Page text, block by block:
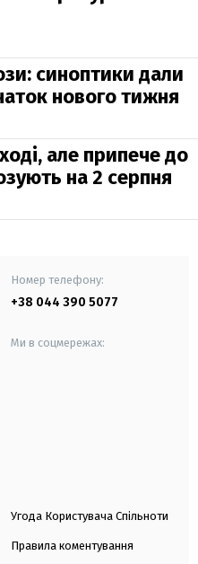
синоптики дали
нового тижня
але припече до
на 2 серпня
Номер телефону:
+38 044 390 5077
Ми в соцмережах:
Угода Користувача Спільноти
Правила коментування